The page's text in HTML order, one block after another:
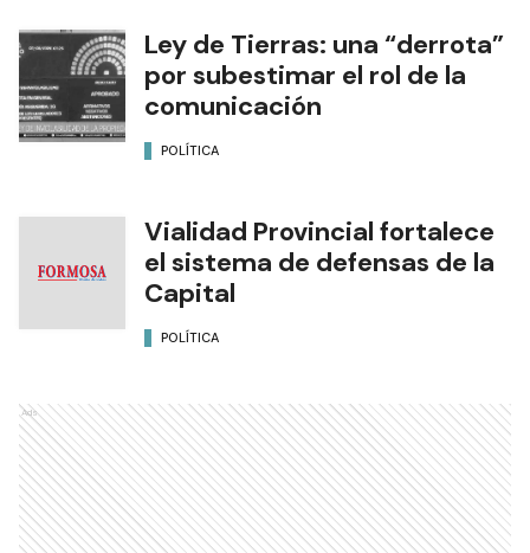
Ley de Tierras: una “derrota”
por subestimar el rol de la
comunicación
POLÍTICA
Vialidad Provincial fortalece
el sistema de defensas de la
Capital
POLÍTICA
Ads